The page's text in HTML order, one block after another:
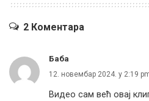
2 Коментара
Баба
12. новембар 2024. у 2:19
Видео сам већ овај